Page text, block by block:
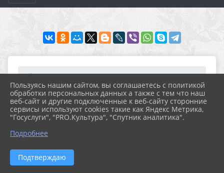
Главная МЕРОПРИЯТИЯ
Новости
Архив новостей за 2025...
15 декабря всемирный Д...
17.12.2025 12:47
15 ДЕКАБРЯ ВСЕМИРНЫЙ ДЕНЬ ЧАЯ
Пользуясь нашим сайтом, вы соглашаетесь с политикой
обработки персональных данных а также с тем что наш
веб-сайт и другие подключенные к веб-сайту сторонние
сервисы используют cookies такие как Яндекс Метрика,
"Госуслуги", "PRO.Культура", "Спутник аналитика".
Подробнее
Подтверждаю